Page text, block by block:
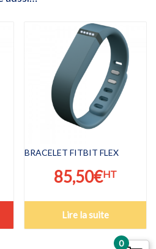
BRACELET FITBIT FLEX
85,50€HT
Lire la suite
0